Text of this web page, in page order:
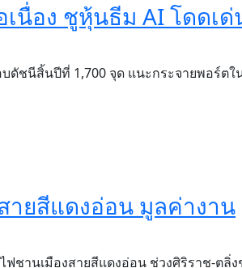
เนื่อง ชูหุ้นธีม AI โดดเด่
บดัชนีสิ้นปีที่ 1,700 จุด แนะกระจายพอร์ต
ายสีแดงอ่อน มูลค่างาน
ชานเมืองสายสีแดงอ่อน ช่วงศิริราช-ตลิ่